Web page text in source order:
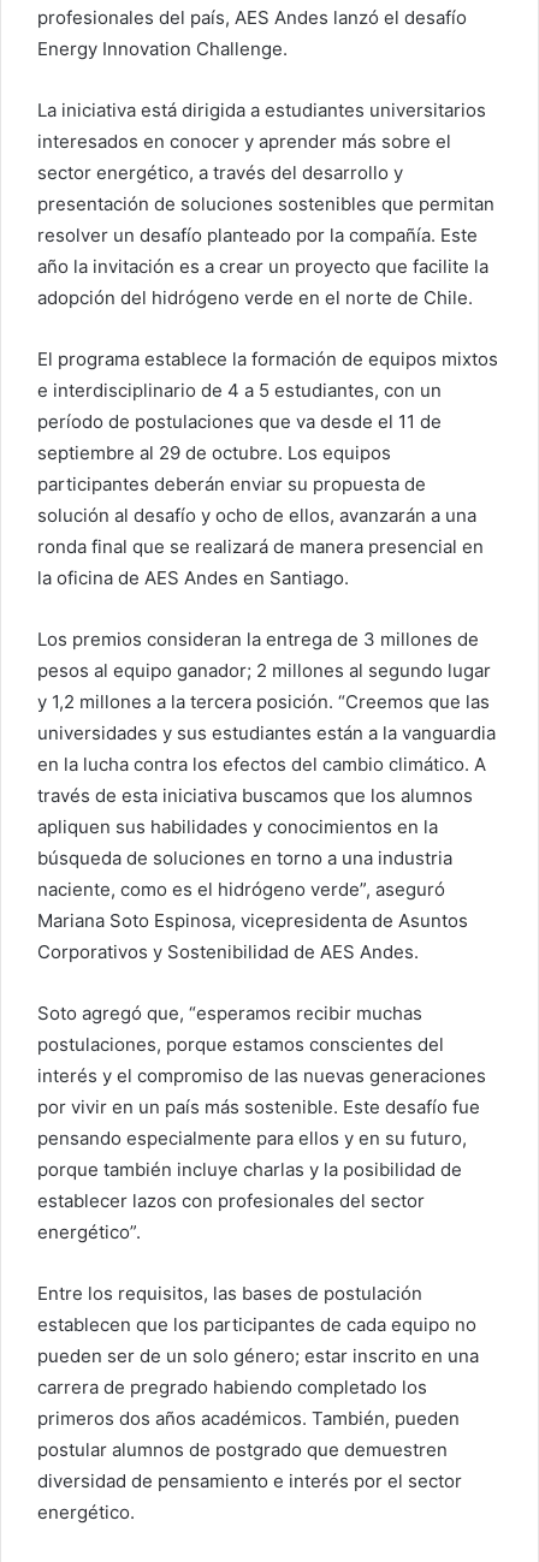
profesionales del país, AES Andes lanzó el desafío
Energy Innovation Challenge.
La iniciativa está dirigida a estudiantes universitarios
interesados en conocer y aprender más sobre el
sector energético, a través del desarrollo y
presentación de soluciones sostenibles que permitan
resolver un desafío planteado por la compañía. Este
año la invitación es a crear un proyecto que facilite la
adopción del hidrógeno verde en el norte de Chile.
El programa establece la formación de equipos mixtos
e interdisciplinario de 4 a 5 estudiantes, con un
período de postulaciones que va desde el 11 de
septiembre al 29 de octubre. Los equipos
participantes deberán enviar su propuesta de
solución al desafío y ocho de ellos, avanzarán a una
ronda final que se realizará de manera presencial en
la oficina de AES Andes en Santiago.
Los premios consideran la entrega de 3 millones de
pesos al equipo ganador; 2 millones al segundo lugar
y 1,2 millones a la tercera posición. “Creemos que las
universidades y sus estudiantes están a la vanguardia
en la lucha contra los efectos del cambio climático. A
través de esta iniciativa buscamos que los alumnos
apliquen sus habilidades y conocimientos en la
búsqueda de soluciones en torno a una industria
naciente, como es el hidrógeno verde”, aseguró
Mariana Soto Espinosa, vicepresidenta de Asuntos
Corporativos y Sostenibilidad de AES Andes.
Soto agregó que, “esperamos recibir muchas
postulaciones, porque estamos conscientes del
interés y el compromiso de las nuevas generaciones
por vivir en un país más sostenible. Este desafío fue
pensando especialmente para ellos y en su futuro,
porque también incluye charlas y la posibilidad de
establecer lazos con profesionales del sector
energético”.
Entre los requisitos, las bases de postulación
establecen que los participantes de cada equipo no
pueden ser de un solo género; estar inscrito en una
carrera de pregrado habiendo completado los
primeros dos años académicos. También, pueden
postular alumnos de postgrado que demuestren
diversidad de pensamiento e interés por el sector
energético.